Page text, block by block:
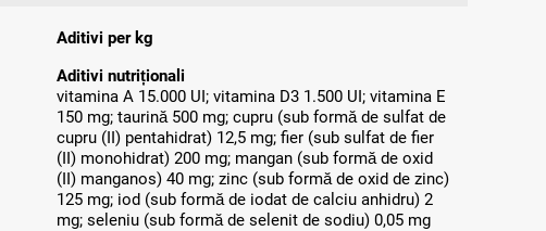
Aditivi per kg
Aditivi nutriționali
vitamina A 15.000 UI; vitamina D3 1.500 UI; vitamina E
150 mg; taurină 500 mg; cupru (sub formă de sulfat de
cupru (II) pentahidrat) 12,5 mg; fier (sub sulfat de fier
(II) monohidrat) 200 mg; mangan (sub formă de oxid
(II) manganos) 40 mg; zinc (sub formă de oxid de zinc)
125 mg; iod (sub formă de iodat de calciu anhidru) 2
mg; seleniu (sub formă de selenit de sodiu) 0,05 mg